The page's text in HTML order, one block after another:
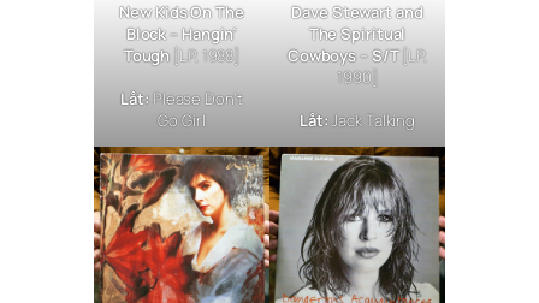
New Kids On The
Block –Hangin’
Tough[LP, 1988]
Låt:Please Don’t
Go Girl
Dave Stewart and
The Spiritual
Cowboys – S/T[LP,
1990]
Låt:Jack Talking